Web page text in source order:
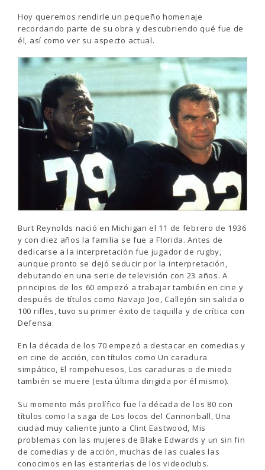
Hoy queremos rendirle un pequeño homenaje
recordando parte de su obra y descubriendo qué fue de
él, así como ver su aspecto actual.
Burt Reynolds nació en Michigan el 11 de febrero de 1936
y con diez años la familia se fue a Florida. Antes de
dedicarse a la interpretación fue jugador de rugby,
aunque pronto se dejó seducir por la interpretación,
debutando en una serie de televisión con 23 años. A
principios de los 60 empezó a trabajar también en cine y
después de títulos como Navajo Joe, Callejón sin salida o
100 rifles, tuvo su primer éxito de taquilla y de crítica con
Defensa.
En la década de los 70 empezó a destacar en comedias y
en cine de acción, con títulos como Un caradura
simpático, El rompehuesos, Los caraduras o de miedo
también se muere (esta última dirigida por él mismo).
Su momento más prolífico fue la década de los 80 con
títulos como la saga de Los locos del Cannonball, Una
ciudad muy caliente junto a Clint Eastwood, Mis
problemas con las mujeres de Blake Edwards y un sin fin
de comedias y de acción, muchas de las cuales las
conocimos en las estanterías de los videoclubs.